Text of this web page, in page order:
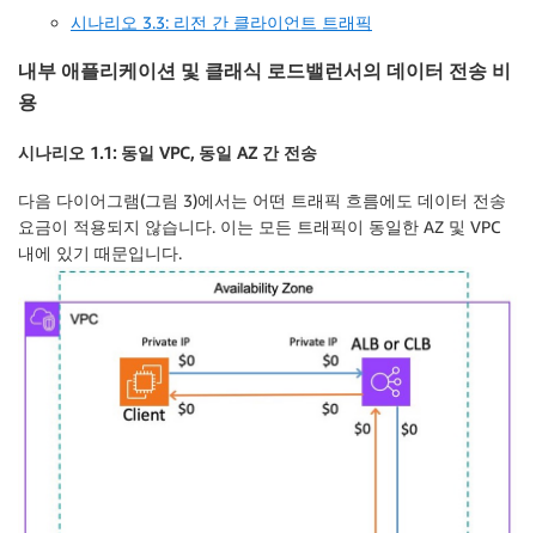
시나리오 3.3: 리전 간 클라이언트 트래픽
내부 애플리케이션 및 클래식 로드밸런서의 데이터 전송 비
용
시나리오 1.1: 동일 VPC, 동일 AZ 간 전송
다음 다이어그램(그림 3)에서는 어떤 트래픽 흐름에도 데이터 전송
요금이 적용되지 않습니다. 이는 모든 트래픽이 동일한 AZ 및 VPC
내에 있기 때문입니다.